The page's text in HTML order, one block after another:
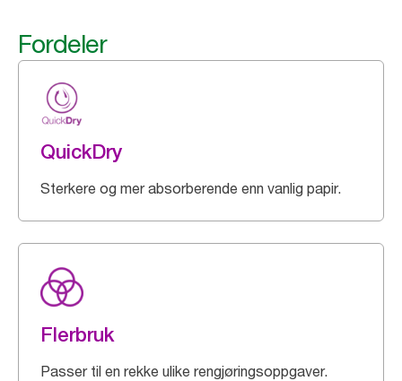
Fordeler
QuickDry
Sterkere og mer absorberende enn vanlig papir.
Flerbruk
Passer til en rekke ulike rengjøringsoppgaver.